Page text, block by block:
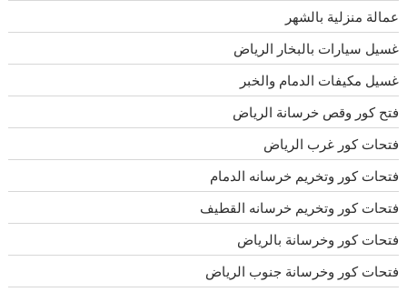
عمالة منزلية بالشهر
غسيل سيارات بالبخار الرياض
غسيل مكيفات الدمام والخبر
فتح كور وقص خرسانة الرياض
فتحات كور غرب الرياض
فتحات كور وتخريم خرسانه الدمام
فتحات كور وتخريم خرسانه القطيف
فتحات كور وخرسانة بالرياض
فتحات كور وخرسانة جنوب الرياض